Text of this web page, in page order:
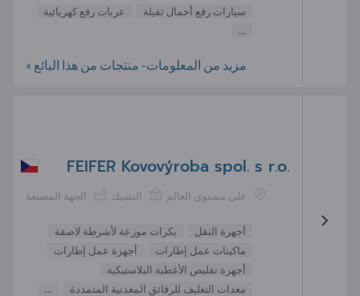
سيارات رفع أحمال ثقيلة
عربات رفع كهربائية
...
مزيد من المعلومات- منتجات من هذا البائع »
FEIFER Kovovýroba spol. s r.o.
الجهة المصنعة التشيك على مستوى العالم
أجهزة النقل
بكرات موزعة لأشرطة لاصقة
ماكينات عمل إطارات
أجهزة عمل إطارات
أجهزة تقليص الأغطية البلاستيكية
معدات التغليف للرقائق المعدنية المتمددة
...